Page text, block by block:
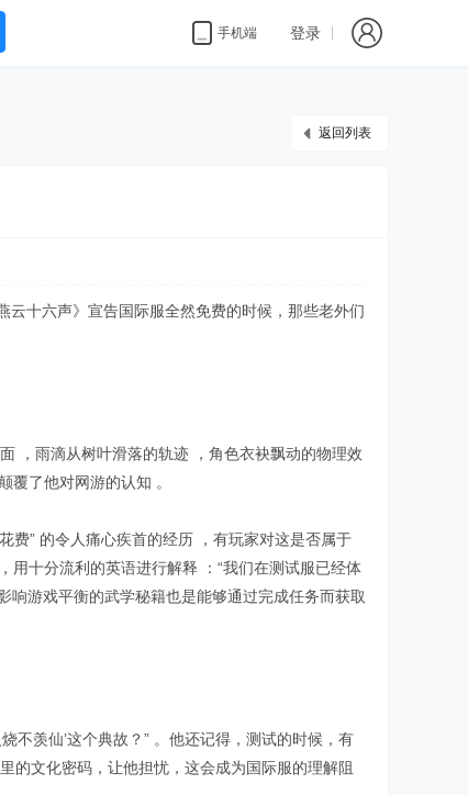
手机端 登录
返回列表
云十六声》宣告国际服全然免费的时候，那些老外们
，雨滴从树叶滑落的轨迹 ，角色衣袂飘动的物理效
了他对网游的认知 。
费” 的令人痛心疾首的经历 ，有玩家对这是否属于
十分流利的英语进行解释 ：“我们在测试服已经体
响游戏平衡的武学秘籍也是能够通过完成任务而获取
不羡仙’这个典故？” 。他还记得，测试的时候，有
的文化密码，让他担忧，这会成为国际服的理解阻